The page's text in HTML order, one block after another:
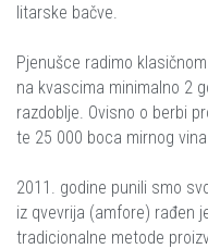
litarske bačve.
Pjenušce radimo
na kvascima minimalno 2
razdoblje. Ovisno o berbi
te 25 000 boca mirnog vina.
2011. godine punili smo
iz qvevrija (amfore) rađen
tradicionalne metode